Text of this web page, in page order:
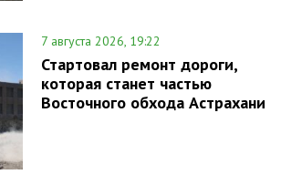
7 августа 2026, 19:22
Стартовал ремонт дороги,
которая станет частью
Восточного обхода Астрахани